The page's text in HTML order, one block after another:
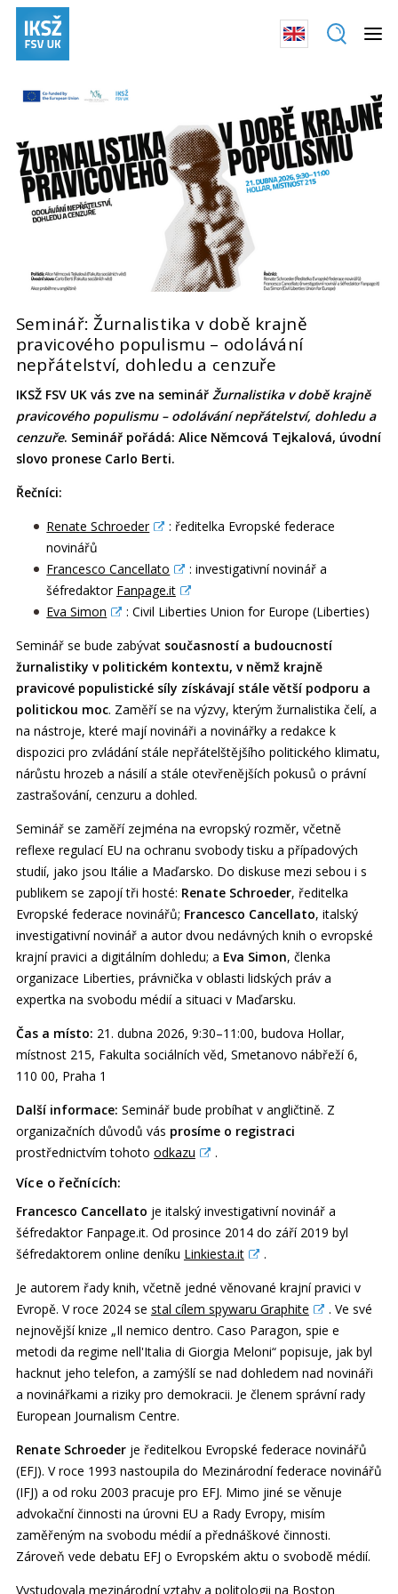
Seminář: Žurnalistika v době krajně
pravicového populismu – odolávání
nepřátelství, dohledu a cenzuře
IKSŽ FSV UK vás zve na seminář Žurnalistika v době krajně
pravicového populismu – odolávání nepřátelství, dohledu a
cenzuře. Seminář pořádá: Alice Němcová Tejkalová, úvodní
slovo pronese Carlo Berti.
Řečníci:
Renate Schroeder
: ředitelka Evropské federace
novinářů
Francesco Cancellato
: investigativní novinář a
šéfredaktor Fanpage.it
Eva Simon
: Civil Liberties Union for Europe (Liberties)
Seminář se bude zabývat současností a budoucností
žurnalistiky v politickém kontextu, v němž krajně
pravicové populistické síly získávají stále větší podporu a
politickou moc. Zaměří se na výzvy, kterým žurnalistika čelí, a
na nástroje, které mají novináři a novinářky a redakce k
dispozici pro zvládání stále nepřátelštějšího politického klimatu,
nárůstu hrozeb a násilí a stále otevřenějších pokusů o právní
zastrašování, cenzuru a dohled.
Seminář se zaměří zejména na evropský rozměr, včetně
reflexe regulací EU na ochranu svobody tisku a případových
studií, jako jsou Itálie a Maďarsko. Do diskuse mezi sebou i s
publikem se zapojí tři hosté: Renate Schroeder, ředitelka
Evropské federace novinářů; Francesco Cancellato, italský
investigativní novinář a autor dvou nedávných knih o evropské
krajní pravici a digitálním dohledu; a Eva Simon, členka
organizace Liberties, právnička v oblasti lidských práv a
expertka na svobodu médií a situaci v Maďarsku.
Čas a místo: 21. dubna 2026, 9:30–11:00, budova Hollar,
místnost 215, Fakulta sociálních věd, Smetanovo nábřeží 6,
110 00, Praha 1
Další informace: Seminář bude probíhat v angličtině. Z
organizačních důvodů vás prosíme o registraci
prostřednictvím tohoto odkazu .
Více o řečnících:
Francesco Cancellato je italský investigativní novinář a
šéfredaktor Fanpage.it. Od prosince 2014 do září 2019 byl
šéfredaktorem online deníku Linkiesta.it
.
Je autorem řady knih, včetně jedné věnované krajní pravici v
Evropě. V roce 2024 se stal cílem spywaru Graphite
. Ve své
nejnovější knize „Il nemico dentro. Caso Paragon, spie e
metodi da regime nell'Italia di Giorgia Meloni“ popisuje, jak byl
hacknut jeho telefon, a zamýšlí se nad dohledem nad novináři
a novinářkami a riziky pro demokracii. Je členem správní rady
European Journalism Centre.
Renate Schroederje ředitelkou Evropské federace novinářů
(EFJ). V roce 1993 nastoupila do Mezinárodní federace novinářů
(IFJ) a od roku 2003 pracuje pro EFJ. Mimo jiné se věnuje
advokační činnosti na úrovni EU a Rady Evropy, misím
zaměřeným na svobodu médií a přednáškové činnosti.
Zároveň vede debatu EFJ o Evropském aktu o svobodě médií.
Vystudovala mezinárodní vztahy a politologii na Boston